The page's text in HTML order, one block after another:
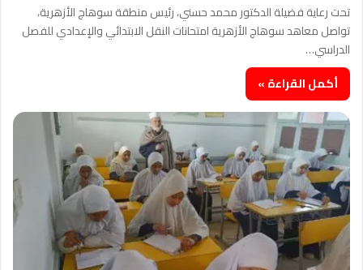
تحت رعاية فضيلة الدكتور محمد حسني، رئيس منطقة سوهاج الأزهرية،
تواصل معاهد سوهاج الأزهرية امتحانات النقل الابتدائي والإعدادي للفصل
الدراسي…
أكمل القراءة »